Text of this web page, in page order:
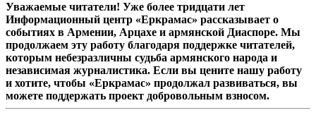
Уважаемые читатели! Уже более тридцати лет
Информационный центр «Еркрамас» рассказывает о
событиях в Армении, Арцахе и армянской Диаспоре. Мы
продолжаем эту работу благодаря поддержке читателей,
которым небезразличны судьба армянского народа и
независимая журналистика. Если вы цените нашу работу
и хотите, чтобы «Еркрамас» продолжал развиваться, вы
можете поддержать проект добровольным взносом.